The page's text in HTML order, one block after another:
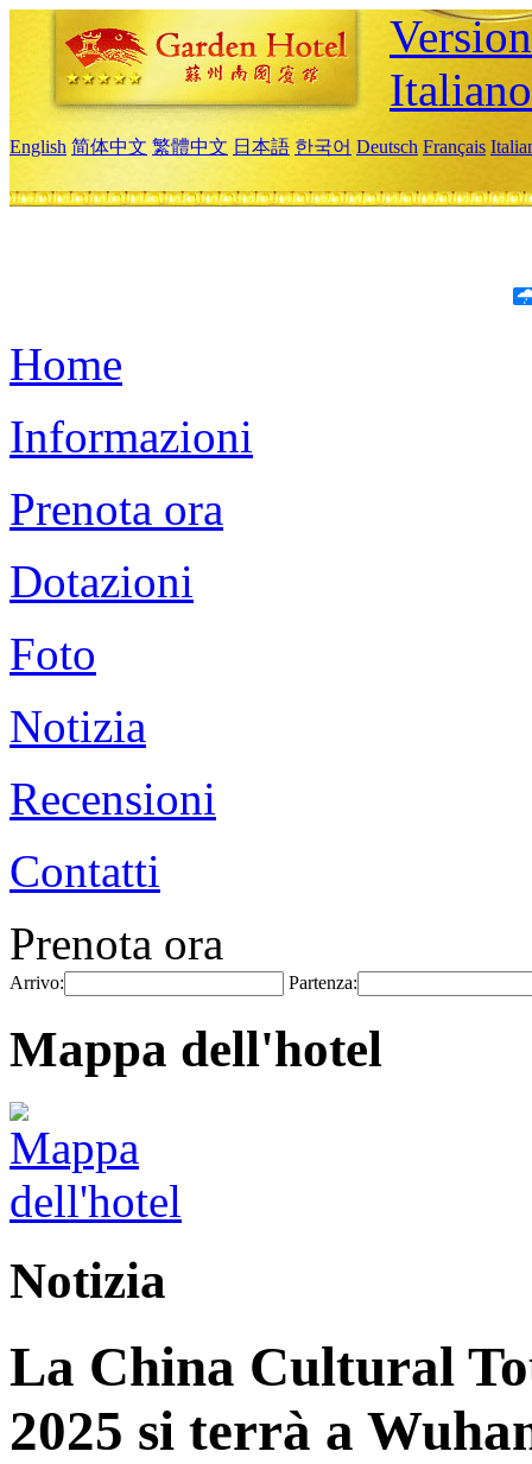
Italiano
English 简体中文 繁體中文 日本語 한국어 Deutsch Français
Home
Informazioni
Prenota ora
Dotazioni
Foto
Notizia
Recensioni
Contatti
Prenota ora
Arrivo: Partenza:
Mappa dell'hotel
Notizia
La China Cultural
2025 si terrà a